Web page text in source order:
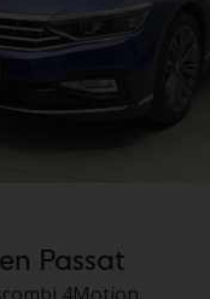
Passat